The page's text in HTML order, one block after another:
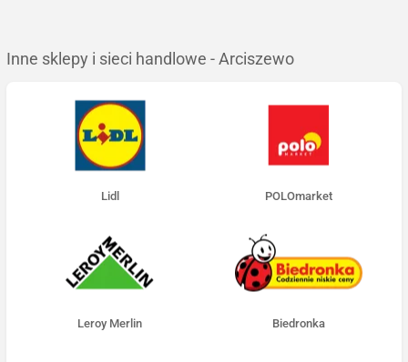
Inne sklepy i sieci handlowe - Arciszewo
Lidl POLOmarket
Leroy Merlin Biedronka